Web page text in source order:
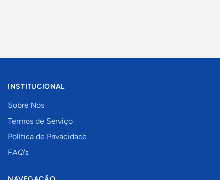
INSTITUCIONAL
Sobre Nós
Termos de Serviço
Política de Privacidade
FAQ's